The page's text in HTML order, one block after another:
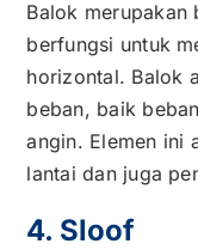
Balok merupakan
berfungsi untuk
horizontal. Balok
beban, baik
angin. Elemen ini
lantai dan juga
4. Sloof